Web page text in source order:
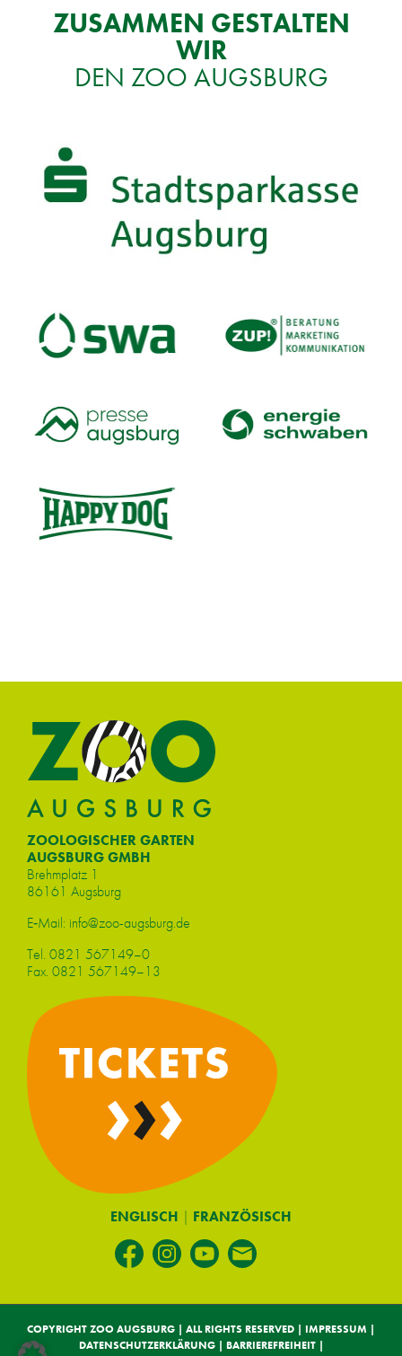
ZU­SAM­MEN GE­STAL­TEN
WIR
DEN ZOO AUGS­BURG
ZOOLOGISCHER GARTEN
AUGSBURG GMBH
Brehm­platz 1
86161 Augs­burg
E‑Mail: info@​zoo-​augsburg.​de
Tel. 0821 567149–0
Fax. 0821 567149–13
ENGLISCH | FRANZÖSISCH
COPYRIGHT ZOO AUGSBURG | ALL RIGHTS RESERVED | IMPRESSUM |
DATENSCHUTZERKLÄRUNG| BARRIEREFREIHEIT|